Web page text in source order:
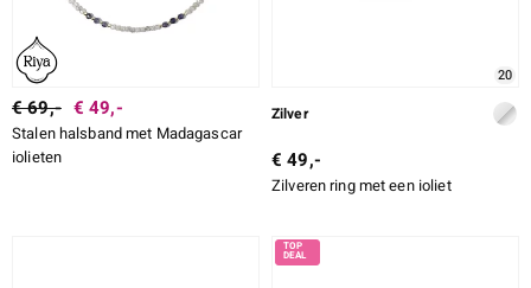
€ 69,- € 49,-
Stalen halsband met Madagascar
iolieten
20
Zilver
€ 49,-
Zilveren ring met een ioliet